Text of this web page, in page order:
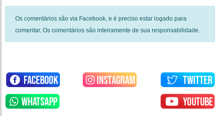
Os comentários são via Facebook, e é preciso estar logado para
comentar. Os comentários são inteiramente de sua responsabilidade.